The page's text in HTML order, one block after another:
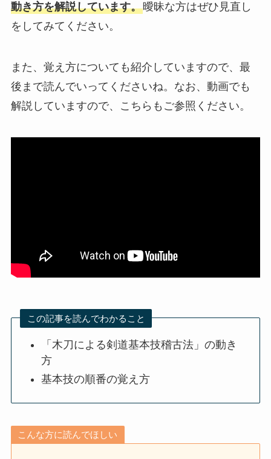
動き方を解説しています。曖昧な方はぜひ見直し
をしてみてください。
また、覚え方についても紹介していますので、最
後まで読んでいってくださいね。なお、動画でも
解説していますので、こちらもご参照ください。
この記事を読んでわかること
「木刀による剣道基本技稽古法」の動き
方
基本技の順番の覚え方
こんな方に読んでほしい